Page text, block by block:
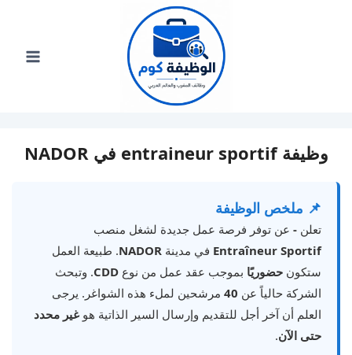
وظيفة entraineur sportif في NADOR
📌 ملخص الوظيفة
تعلن - عن توفر فرصة عمل جديدة لشغل منصب
Entraîneur Sportif في مدينة NADOR. طبيعة العمل
ستكون حضوريًا بموجب عقد عمل من نوع CDD. وتبحث
الشركة حالياً عن 40 مرشحين لملء هذه الشواغر. يرجى
العلم أن آخر أجل للتقديم وإرسال السير الذاتية هو غير محدد
حتى الآن.